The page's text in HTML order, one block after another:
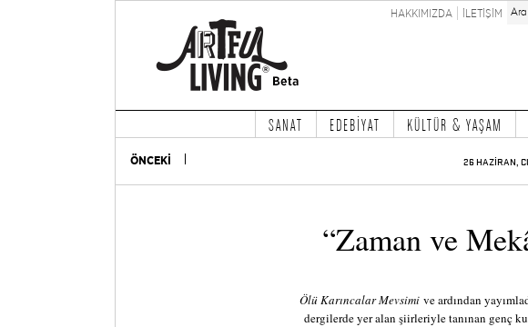
HAKKIMIZDA İLETİŞİM
SANAT EDEBİYAT KÜLTÜR & YAŞAM
ÖNCEKİ 26 HAZİRAN,
“Zaman ve
Ölü Karıncalar Mevsimi ve ardından
dergilerde yer alan şiirleriyle tanınan genç